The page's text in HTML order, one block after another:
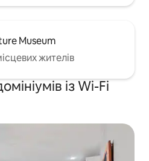
Museum
жителів
із Wi-Fi